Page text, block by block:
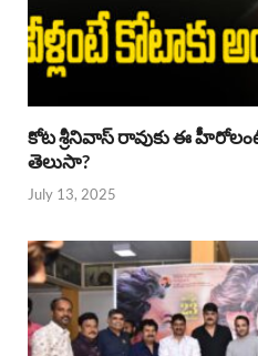
కోట శ్రీనివాస్ రావుకు ఈ
తెలుసా?
July 13, 2025